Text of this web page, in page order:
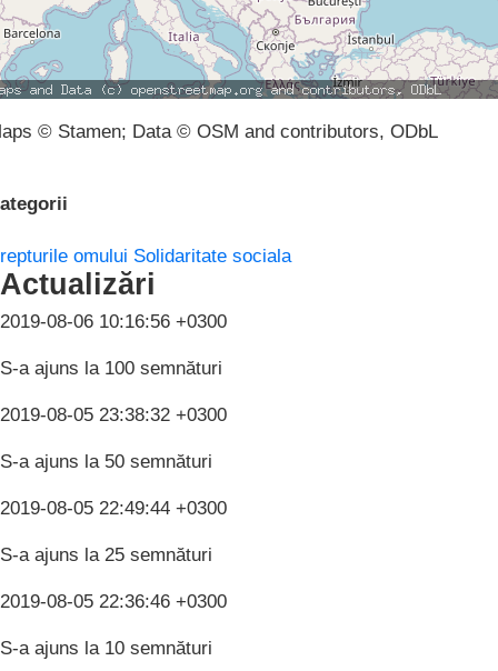
© Stamen; Data © OSM and contributors, ODbL
omului Solidaritate sociala
Actualizări
2019-08-06 10:16:56 +0300
S-a ajuns la 100 semnături
2019-08-05 23:38:32 +0300
S-a ajuns la 50 semnături
2019-08-05 22:49:44 +0300
S-a ajuns la 25 semnături
2019-08-05 22:36:46 +0300
S-a ajuns la 10 semnături